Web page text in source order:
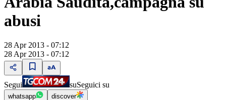
abusi
28 Apr 2013 - 07:12
28 Apr 2013 - 07:12
Segui suSeguici su
whatsapp discover